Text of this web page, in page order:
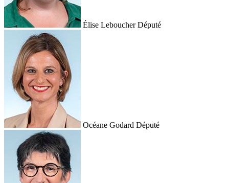
Élise Leboucher Député
Océane Godard Député